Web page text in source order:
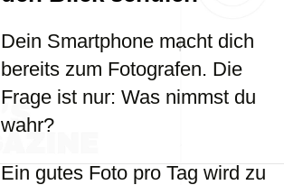
Dein Smartphone macht dich
bereits zum Fotografen. Die
Frage ist nur: Was nimmst du
wahr?
Ein gutes Foto pro Tag wird zu